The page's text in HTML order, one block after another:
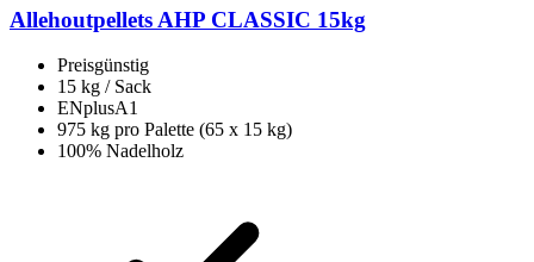
Allehoutpellets AHP CLASSIC 15kg
Preisgünstig
15 kg / Sack
ENplusA1
975 kg pro Palette (65 x 15 kg)
100% Nadelholz